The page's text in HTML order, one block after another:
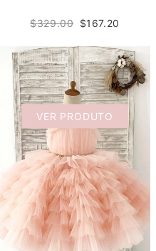
$329.00 $167.20
VER PRODUTO